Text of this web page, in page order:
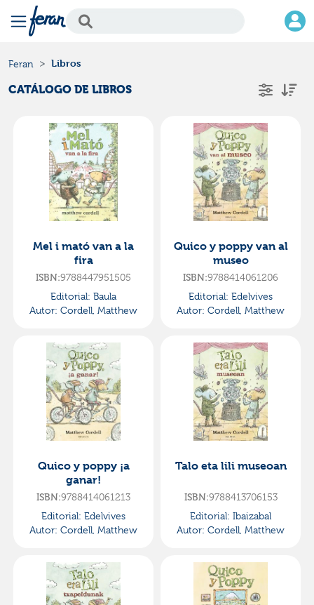
Feran Libros
CATÁLOGO DE LIBROS
Mel i mató van a la
fira
ISBN:9788447951505
Editorial: Baula
Autor: Cordell, Matthew
Quico y poppy van al
museo
ISBN:9788414061206
Editorial: Edelvives
Autor: Cordell, Matthew
Quico y poppy ¡a
ganar!
ISBN:9788414061213
Editorial: Edelvives
Autor: Cordell, Matthew
Talo eta lili museoan
ISBN:9788413706153
Editorial: Ibaizabal
Autor: Cordell, Matthew